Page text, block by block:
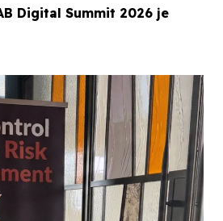
Digital Summit 2026 je